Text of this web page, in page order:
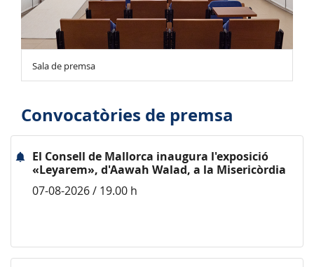
Sala de premsa
Convocatòries de premsa
El Consell de Mallorca inaugura l'exposició
«Leyarem», d'Aawah Walad, a la Misericòrdia
07-08-2026 / 19.00 h